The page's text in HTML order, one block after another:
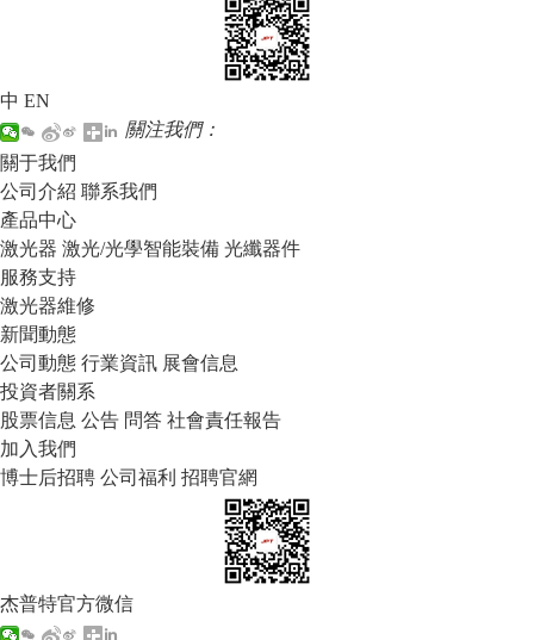
中 EN
關注我們：
關于我們
公司介紹 聯系我們
產品中心
激光器 激光/光學智能裝備 光纖器件
服務支持
激光器維修
新聞動態
公司動態 行業資訊 展會信息
投資者關系
股票信息 公告 問答 社會責任報告
加入我們
博士后招聘 公司福利 招聘官網
杰普特官方微信